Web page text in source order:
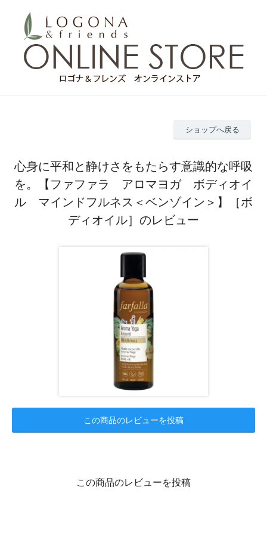
ショップへ戻る
心身に平和と静けさをもたらす意識的な呼吸
を。【ファファラ アロマヨガ ボディオイ
ル マインドフルネス＜ベンゾイン＞】［ボ
ディオイル］のレビュー
この商品のレビューを投稿
この商品のレビューを投稿